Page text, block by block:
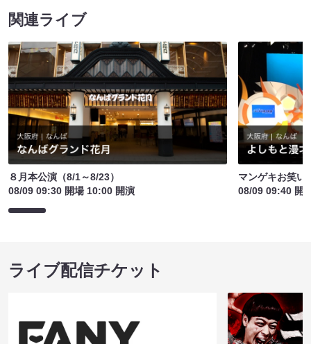
関連ライブ
８月本公演（8/1～8/23）
08/09 09:30 開場 10:00 開演
マンゲキお笑い
08/09 09:40 開
ライブ配信チケット